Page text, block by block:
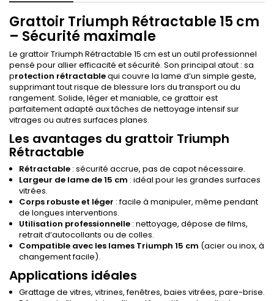
Grattoir Triumph Rétractable 15 cm
– Sécurité maximale
Le grattoir Triumph Rétractable 15 cm est un outil professionnel
pensé pour allier efficacité et sécurité. Son principal atout : sa
protection rétractablequi couvre la lame d’un simple geste,
supprimant tout risque de blessure lors du transport ou du
rangement. Solide, léger et maniable, ce grattoir est
parfaitement adapté aux tâches de nettoyage intensif sur
vitrages ou autres surfaces planes.
Les avantages du grattoir Triumph
Rétractable
Rétractable : sécurité accrue, pas de capot nécessaire.
Largeur de lame de 15 cm : idéal pour les grandes surfaces
vitrées.
Corps robuste et léger : facile à manipuler, même pendant
de longues interventions.
Utilisation professionnelle : nettoyage, dépose de films,
retrait d’autocollants ou de colles.
Compatible avec les lames Triumph 15 cm (acier ou inox, à
changement facile).
Applications idéales
Grattage de vitres, vitrines, fenêtres, baies vitrées, pare-brise.